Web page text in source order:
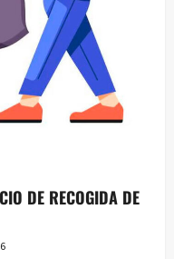
DE RECOGIDA DE